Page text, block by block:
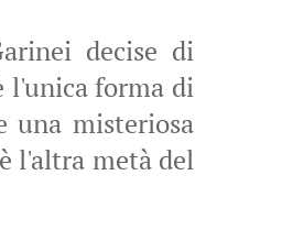
decise di
l'unica forma di
una misteriosa
l'altra metà del